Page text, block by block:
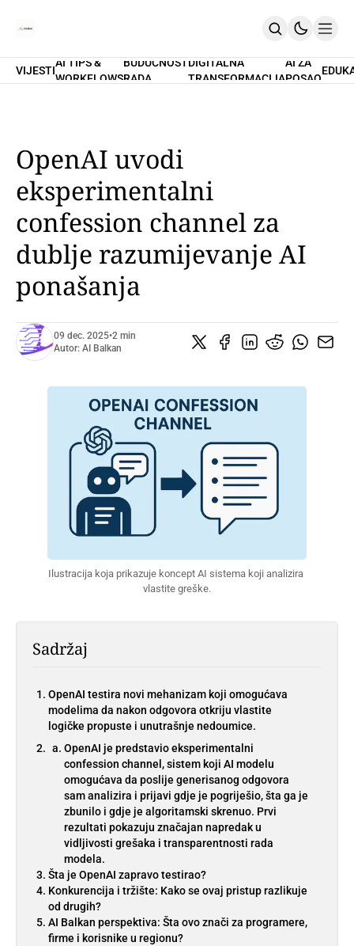
Home
PRETPLATI SE
VIJESTI
AI TIPS &
WORKFLOWS
BUDUĆNOST
RADA
DIGITALNA
TRANSFORMACIJA
AI ZA
POSAO
OpenAI uvodi
eksperimentalni
confession channel za
dublje razumijevanje AI
ponašanja
09 dec. 2025•2 min
Autor: AI Balkan
Ilustracija koja prikazuje koncept AI sistema koji analizira
vlastite greške.
Sadržaj
OpenAI testira novi mehanizam koji omogućava
modelima da nakon odgovora otkriju vlastite
logičke propuste i unutrašnje nedoumice.
OpenAI je predstavio eksperimentalni
confession channel, sistem koji AI modelu
omogućava da poslije generisanog odgovora
sam analizira i prijavi gdje je pogriješio, šta ga je
zbunilo i gdje je algoritamski skrenuo. Prvi
rezultati pokazuju značajan napredak u
vidljivosti grešaka i transparentnosti rada
modela.
Šta je OpenAI zapravo testirao?
Konkurencija i tržište: Kako se ovaj pristup razlikuje
od drugih?
AI Balkan perspektiva: Šta ovo znači za programere,
firme i korisnike u regionu?